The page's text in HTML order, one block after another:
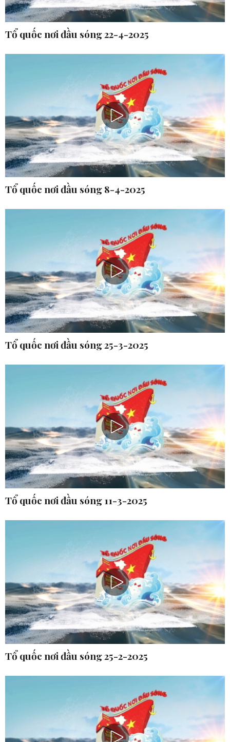
Tổ quốc nơi đầu sóng 22-4-2025
Tổ quốc nơi đầu sóng 8-4-2025
Tổ quốc nơi đầu sóng 25-3-2025
Tổ quốc nơi đầu sóng 11-3-2025
Tổ quốc nơi đầu sóng 25-2-2025